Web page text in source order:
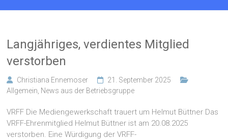
Langjähriges, verdientes Mitglied
verstorben
Christiana Ennemoser
21. September 2025
Allgemein News aus der Betriebsgruppe
VRFF Die Mediengewerkschaft trauert um Helmut Büttner Das
VRFF-Ehrenmitglied Helmut Büttner ist am 20.08.2025
verstorben. Eine Würdigung der VRFF-